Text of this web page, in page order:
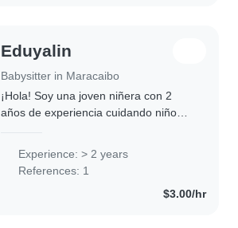
Eduyalin
Babysitter in Maracaibo
¡Hola! Soy una joven niñera con 2
años de experiencia cuidando niños
música a los niños. También hablo
inglés y español...
Experience: > 2 years
References: 1
$3.00/hr